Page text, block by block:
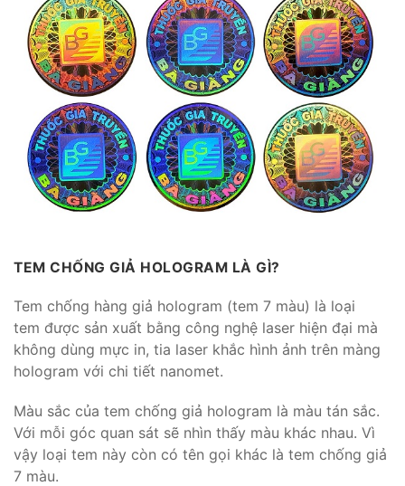
TEM CHỐNG GIẢ HOLOGRAM LÀ GÌ?
Tem chống hàng giả hologram (tem 7 màu) là loại
tem được sản xuất bằng công nghệ laser hiện đại mà
không dùng mực in, tia laser khắc hình ảnh trên màng
hologram với chi tiết nanomet.
Màu sắc của tem chống giả hologram là màu tán sắc.
Với mỗi góc quan sát sẽ nhìn thấy màu khác nhau. Vì
vậy loại tem này còn có tên gọi khác là tem chống giả
7 màu.